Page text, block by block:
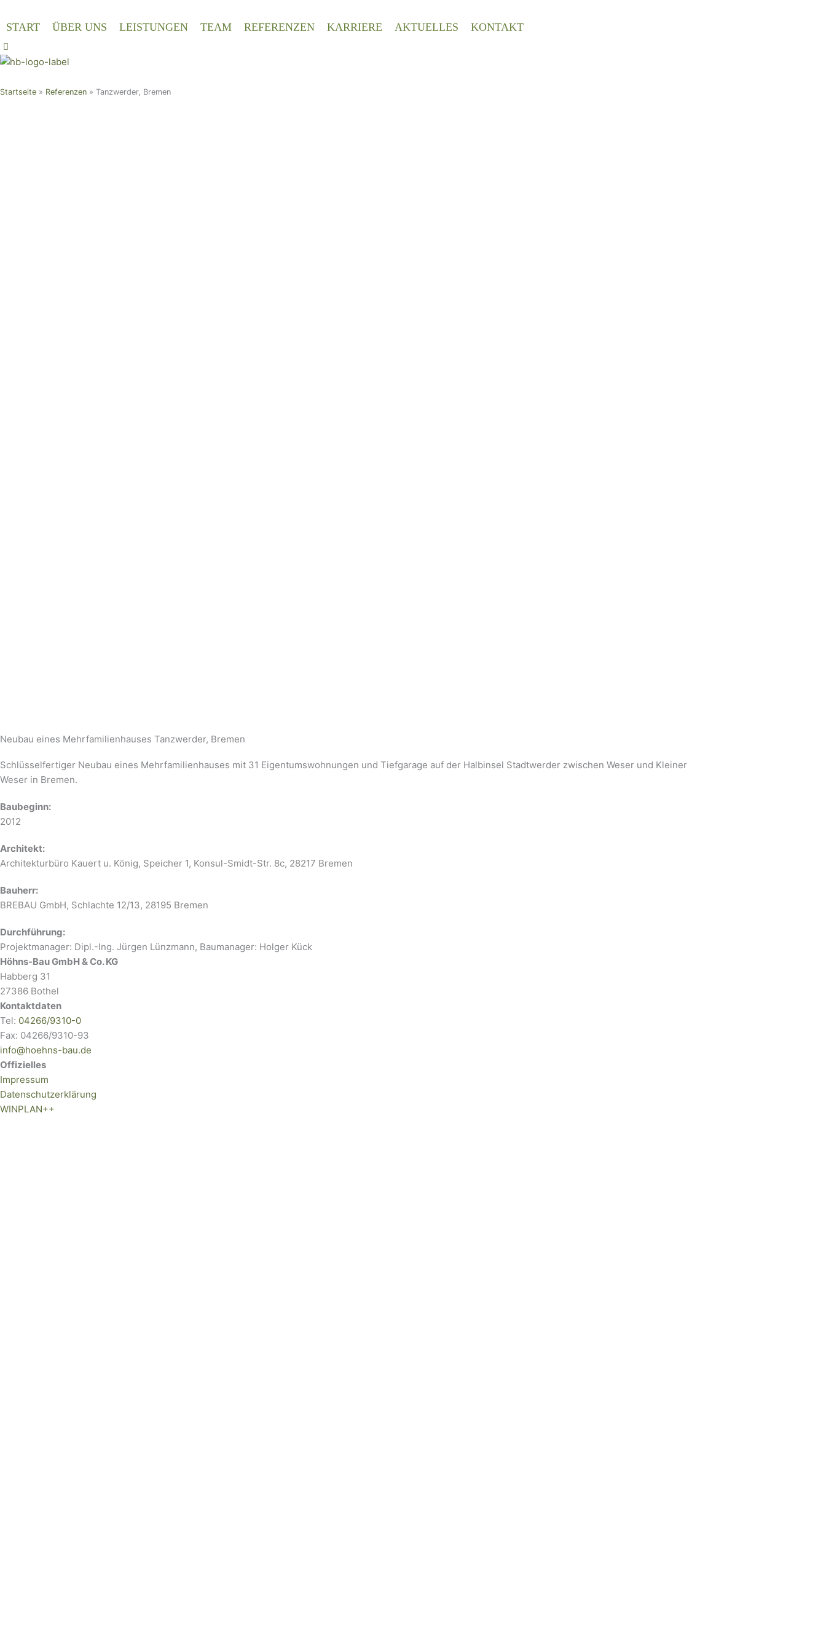
Inhalt
START ÜBER UNS LEISTUNGEN TEAM REFERENZEN KARRIERE AKTUELLES KONTAKT
Startseite » Referenzen » Tanzwerder, Bremen
Neubau eines Mehrfamilienhauses Tanzwerder, Bremen
Schlüsselfertiger Neubau eines Mehrfamilienhauses mit 31 Eigentumswohnungen und Tiefgarage auf der Halbinsel Stadtwerder zwischen Weser und Kleiner
Weser in Bremen.
Baubeginn:
2012
Architekt:
Architekturbüro Kauert u. König, Speicher 1, Konsul-Smidt-Str. 8c, 28217 Bremen
Bauherr:
BREBAU GmbH, Schlachte 12/13, 28195 Bremen
Durchführung:
Projektmanager: Dipl.-Ing. Jürgen Lünzmann, Baumanager: Holger Kück
Höhns-Bau GmbH & Co. KG
Habberg 31
27386 Bothel
Kontaktdaten
Tel: 04266/9310-0
Fax: 04266/9310-93
info@hoehns-bau.de
Offizielles
Impressum
Datenschutzerklärung
WINPLAN++